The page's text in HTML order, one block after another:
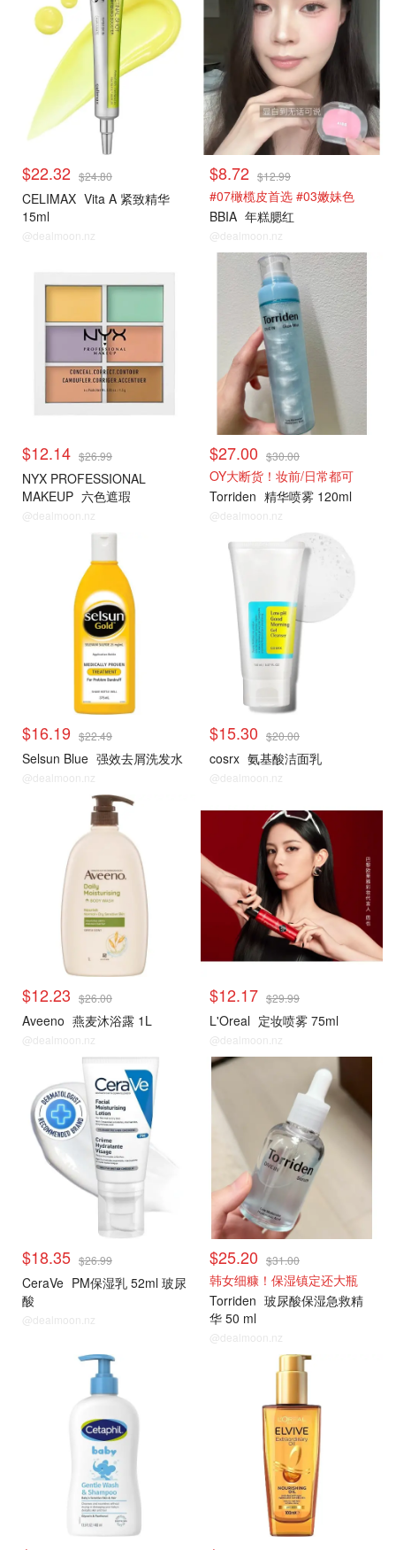
$22.32 $24.80
CELIMAX Vita A 紧致精华
15ml
@dealmoon.nz
$8.72 $12.99
#07橄榄皮首选 #03嫩妹色
BBIA 年糕腮红
@dealmoon.nz
$12.14 $26.99
NYX PROFESSIONAL
MAKEUP 六色遮瑕
@dealmoon.nz
$27.00 $30.00
OY大断货！妆前/日常都可
Torriden 精华喷雾 120ml
@dealmoon.nz
$16.19 $22.49
Selsun Blue 强效去屑洗发水
@dealmoon.nz
$15.30 $20.00
cosrx 氨基酸洁面乳
@dealmoon.nz
$12.23 $26.00
Aveeno 燕麦沐浴露 1L
@dealmoon.nz
$12.17 $29.99
L'Oreal 定妆喷雾 75ml
@dealmoon.nz
$18.35 $26.99
CeraVe PM保湿乳 52ml 玻尿
酸
@dealmoon.nz
$25.20 $31.00
韩女细糠！保湿镇定还大瓶
Torriden 玻尿酸保湿急救精
华 50 ml
@dealmoon.nz